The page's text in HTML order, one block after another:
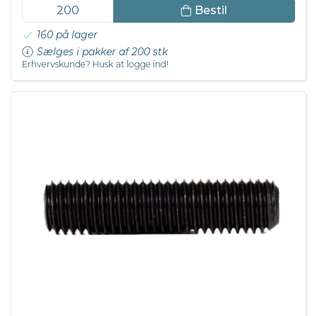
Bestil
160 på lager
Sælges i pakker af 200 stk
Erhvervskunde? Husk at logge ind!